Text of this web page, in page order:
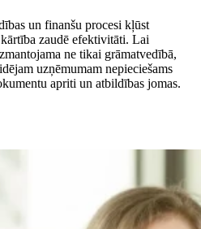
un finanšu procesi kļūst
zaudē efektivitāti. Lai
ne tikai grāmatvedībā,
uzņēmumam nepieciešams
apriti un atbildības jomas.